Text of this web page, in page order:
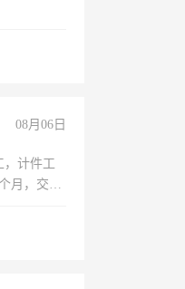
08月06日
，计件工
月，交五